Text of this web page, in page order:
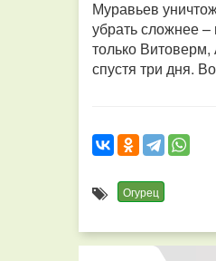
Муравьев
убрать сложнее
только
спустя три дня.
Огурец